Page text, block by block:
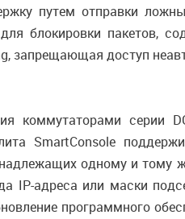
путем отправки
блокировки пакетов,
запрещающая доступ
коммутаторами серии
SmartConsole
одному и тому
IP-адреса или маски
программного